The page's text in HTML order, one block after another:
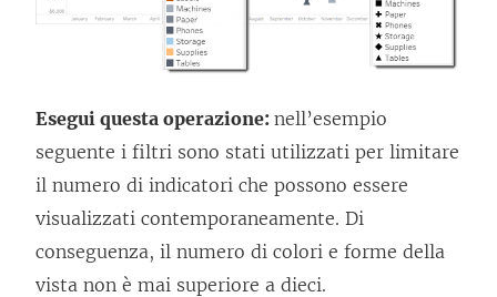
Esegui questa operazione: nell’esempio
seguente i filtri sono stati utilizzati per limitare
il numero di indicatori che possono essere
visualizzati contemporaneamente. Di
conseguenza, il numero di colori e forme della
vista non è mai superiore a dieci.